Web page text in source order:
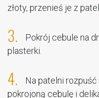
złoty, przenieś je z
3.
Pokrój cebule na
plasterki.
4.
Na patelni rozpuść
pokrojoną cebulę i